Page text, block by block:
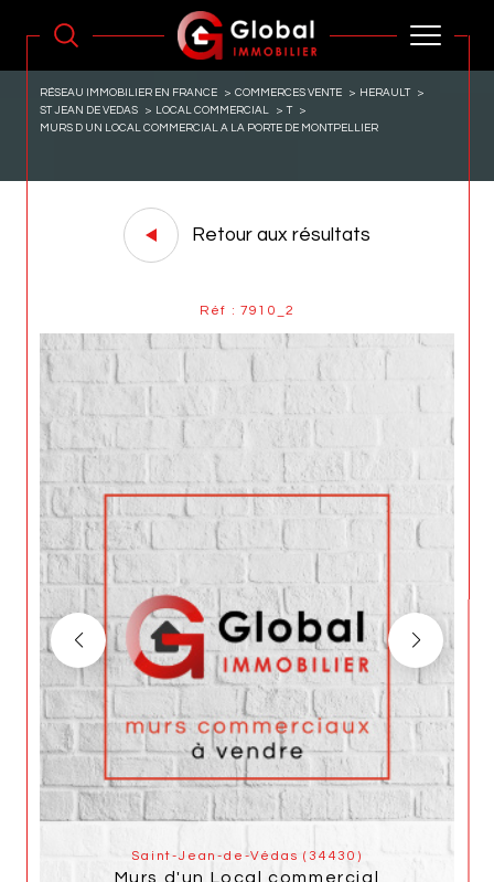
RÉSEAU IMMOBILIER EN FRANCE COMMERCES VENTE
HERAULT
ST JEAN DE VEDAS
LOCAL COMMERCIAL
T
MURS D UN LOCAL COMMERCIAL A LA PORTE DE MONTPELLIER
Retour aux résultats
Réf : 7910_2
Saint-Jean-de-Védas (34430)
Murs d'un Local commercial